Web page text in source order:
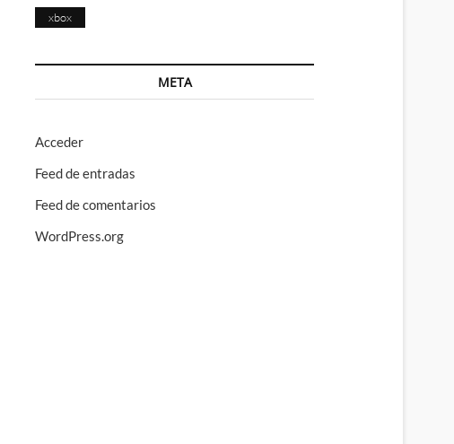
xbox
META
Acceder
Feed de entradas
Feed de comentarios
WordPress.org